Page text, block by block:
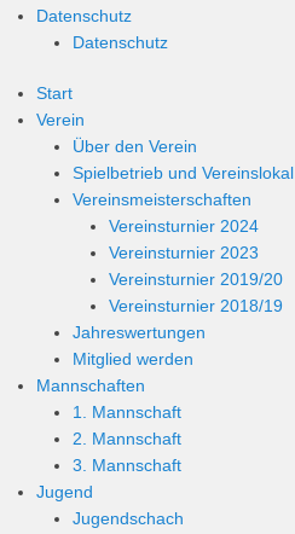
Datenschutz
Datenschutz
Start
Verein
Über den Verein
Spielbetrieb und Vereinslokal
Vereinsmeisterschaften
Vereinsturnier 2024
Vereinsturnier 2023
Vereinsturnier 2019/20
Vereinsturnier 2018/19
Jahreswertungen
Mitglied werden
Mannschaften
1. Mannschaft
2. Mannschaft
3. Mannschaft
Jugend
Jugendschach